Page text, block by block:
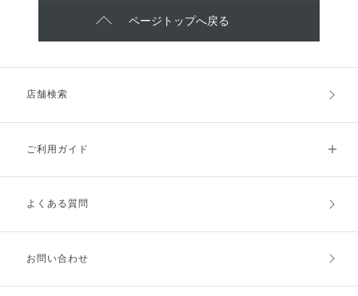
ページトップへ戻る
店舗検索
ご利用ガイド
ご利用ガイドトップ
お支払方法
よくある質問
お問い合わせ